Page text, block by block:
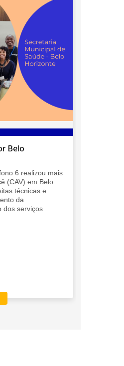
Belo
6 realizou mais
(CAV) em Belo
técnicas e
da
dos serviços